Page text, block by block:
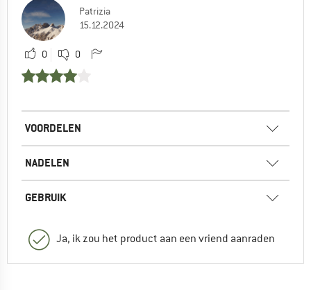
Patrizia
15.12.2024
0 0
VOORDELEN
NADELEN
GEBRUIK
Ja, ik zou het product aan een vriend aanraden